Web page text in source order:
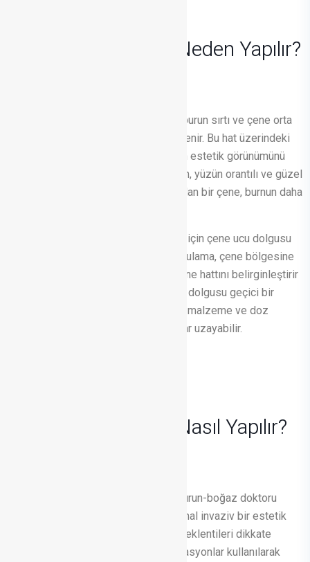
Neden Yapılır?
Yüzün simetri ekseni, alın, kaş arası, burun sırtı ve çene orta
noktalarından geçen dikey hatla belirlenir. Bu hat üzerindeki
yapılar, özellikle burun ve çene, yüzün estetik görünümünü
etkiler. Burun ve çene arasındaki uyum, yüzün orantılı ve güzel
görünmesini sağlar; örneğin, geride olan bir çene, burnun daha
Çene yapısından memnun olmayanlar için çene ucu dolgusu
popüler bir estetik seçenektir. Bu uygulama, çene bölgesine
dolgu malzemesi enjekte edilerek çene hattını belirginleştirir
ve yüzle uyumunu iyileştirir. Çene ucu dolgusu geçici bir
uygulamadır ve etkisi 12-18 ay sürer; malzeme ve doz
değiştirildiğinde bu süre 2-3 yıla kadar uzayabilir.
Nasıl Yapılır?
Çene ucu dolgusu, uzman bir kulak-burun-boğaz doktoru
tarafından uygulanan, ağrısız ve minimal invaziv bir estetik
müdahaledir. İşlem öncesi, hastanın beklentileri dikkate
alınarak, genellikle 2D veya 3D simülasyonlar kullanılarak